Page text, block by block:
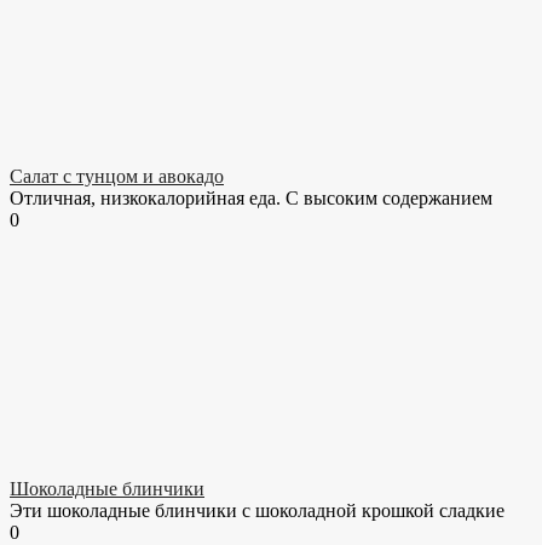
Салат с тунцом и авокадо
Отличная, низкокалорийная еда. С высоким содержанием
0
Шоколадные блинчики
Эти шоколадные блинчики с шоколадной крошкой сладкие
0